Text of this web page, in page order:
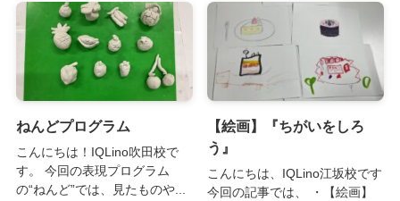
ねんどプログラム
こんにちは！IQLino吹田校で
す。 今回の表現プログラム
の“ねんど”では、見たものや...
【絵画】『ちがいをしろ
う』
こんにちは、IQLino江坂校です
今回の記事では、 ・【絵画】